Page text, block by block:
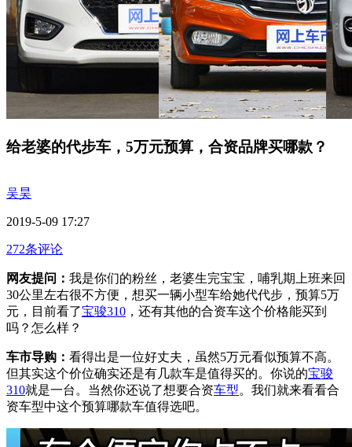
给老婆的代步车，5万元预算，合资品牌买哪款？
吴昊
2019-5-09 17:27
272条评论
网友提问： 我是你们的粉丝，老婆生完宝宝，哺乳期上班来回
30公里左右很不方便，想买一辆小型车给她代代步，预算5万
元，目前看了宝骏310 ，还有其他的合资车这个价格能买到
吗？怎么样？
车市导购： 看得出是一位好丈夫，虽然5万元看似预算不高。
但其实这个价位确实还是有几款车是值得买的。 你说的宝骏
310就是一台。当然你还说了想要合资车型。我们就来看看合
资车型中这个预算哪款车值得选吧。